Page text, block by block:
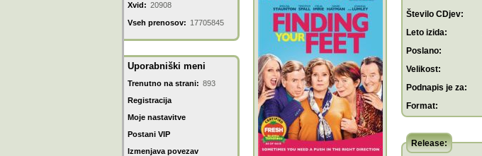
Xvid: 20908
Vseh prenosov: 17705845
Uporabniški meni
Trenutno na strani: 893
Registracija
Moje nastavitve
Postani VIP
Izmenjava povezav
Število CDjev:
Leto izida:
Poslano:
Velikost:
Podnapis je za:
Format:
Release: